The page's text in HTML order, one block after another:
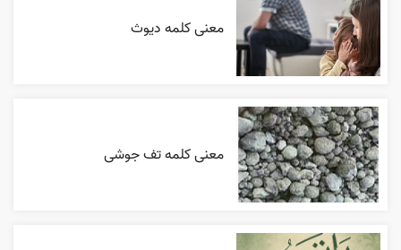
معنی کلمه دیوث
معنی کلمه تف جوشی